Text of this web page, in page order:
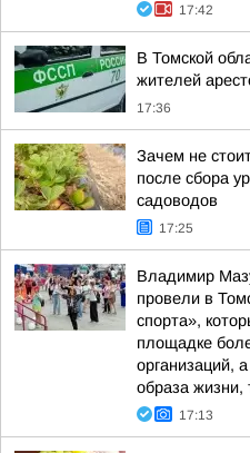
17:42
В Томской
жителей
17:36
Зачем не
после сбора
садоводов
17:25
Владимир
провели в
спорта»,
площадке
организаций,
образа жизни,
17:13